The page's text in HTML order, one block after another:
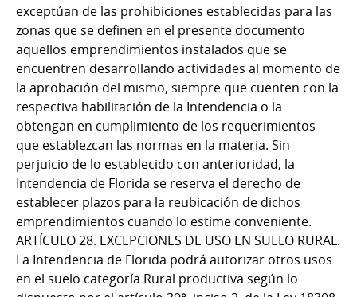
exceptúan de las prohibiciones establecidas para las
zonas que se definen en el presente documento
aquellos emprendimientos instalados que se
encuentren desarrollando actividades al momento de
la aprobación del mismo, siempre que cuenten con la
respectiva habilitación de la Intendencia o la
obtengan en cumplimiento de los requerimientos
que establezcan las normas en la materia. Sin
perjuicio de lo establecido con anterioridad, la
Intendencia de Florida se reserva el derecho de
establecer plazos para la reubicación de dichos
emprendimientos cuando lo estime conveniente.
ARTÍCULO 28. EXCEPCIONES DE USO EN SUELO RURAL.
La Intendencia de Florida podrá autorizar otros usos
en el suelo categoría Rural productiva según lo